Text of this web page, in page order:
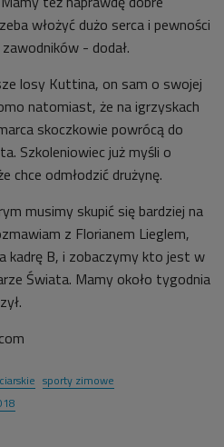
włożyć dużo serca i pewności
- dodał.
losy Kuttina, on sam o swojej
natomiast, że na igrzyskach
skoczkowie powrócą do
Szkoleniowiec już myśli o
chce odmłodzić drużynę.
musimy skupić się bardziej na
z Florianem Lieglem,
kadrę B, i zobaczymy kto jest w
Świata. Mamy około tygodnia
sporty zimowe